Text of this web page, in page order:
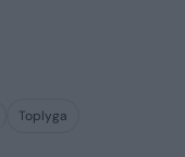
Toplyga